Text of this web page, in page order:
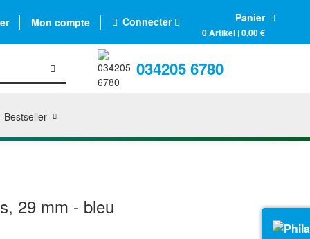
Mon compte Connecter Panier
0 Artikel | 0,00 €
034205 6780
Bestseller
29 mm - bleu